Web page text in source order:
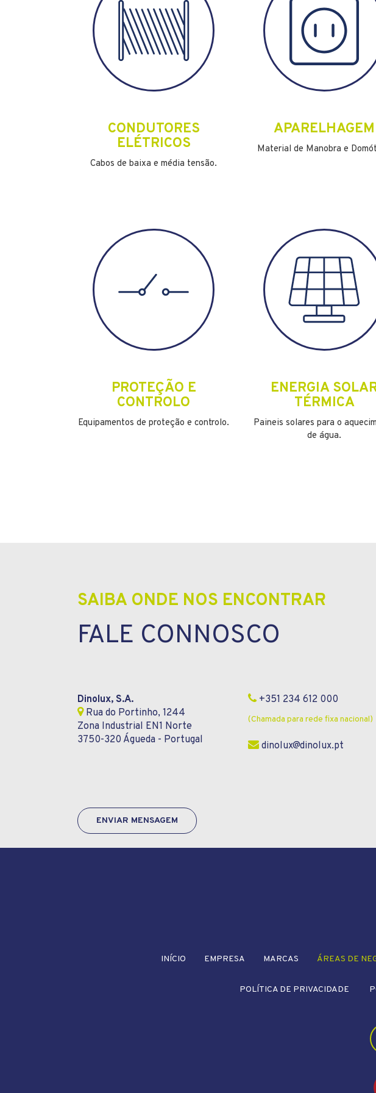
CONDUTORES
ELÉTRICOS
Cabos de baixa e média tensão.
APARELHAGEM
Material de Manobra e
PROTEÇÃO E
CONTROLO
Equipamentos de proteção e controlo.
ENERGIA
TÉRMICA
Paineis solares para o
de água.
SAIBA ONDE NOS ENCONTRAR
FALE CONNOSCO
Dinolux, S.A.
Rua do Portinho, 1244
Zona Industrial EN1 Norte
3750-320 Águeda - Portugal
+351 234 612 000
(Chamada para rede fixa nacional)
dinolux@dinolux.pt
ENVIAR MENSAGEM
INÍCIO EMPRESA MARCAS ÁREAS DE
POLÍTICA DE PRIVACIDADE